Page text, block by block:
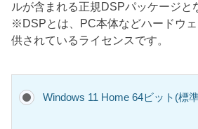
ルが含まれる正規DSPパッケージと
※DSPとは、PC本体などハードウ
供されているライセンスです。
Windows 11 Home 64ビット(標